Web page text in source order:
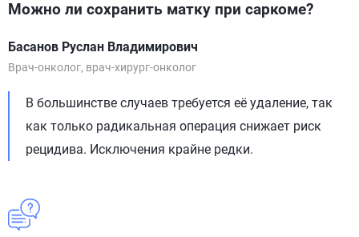
Можно ли сохранить матку при саркоме?
Басанов Руслан Владимирович
Врач-онколог, врач-хирург-онколог
В большинстве случаев требуется её удаление, так
как только радикальная операция снижает риск
рецидива. Исключения крайне редки.